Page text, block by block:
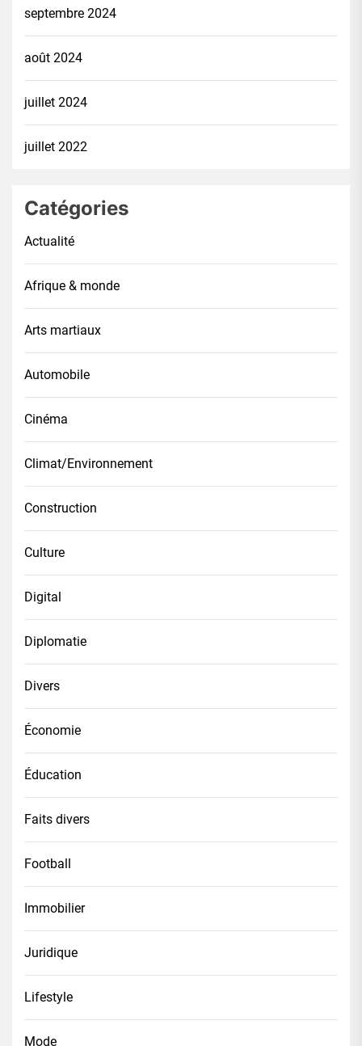
septembre 2024
août 2024
juillet 2024
juillet 2022
Catégories
Actualité
Afrique & monde
Arts martiaux
Automobile
Cinéma
Climat/Environnement
Construction
Culture
Digital
Diplomatie
Divers
Économie
Éducation
Faits divers
Football
Immobilier
Juridique
Lifestyle
Mode